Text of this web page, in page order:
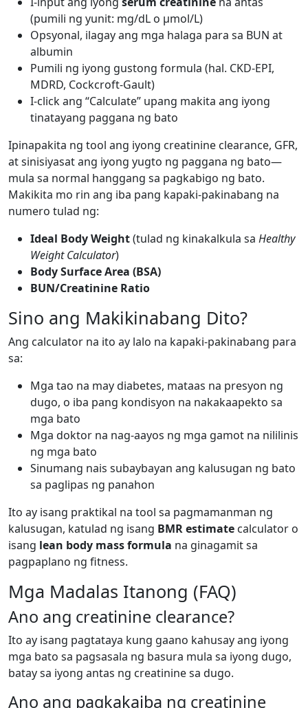
(pumili ng yunit: mg/dL o µmol/L)
Opsyonal, ilagay ang mga halaga para sa BUN at
albumin
Pumili ng iyong gustong formula (hal. CKD-EPI,
MDRD, Cockcroft-Gault)
I-click ang “Calculate” upang makita ang iyong
tinatayang paggana ng bato
Ipinapakita ng tool ang iyong creatinine clearance, GFR,
at sinisiyasat ang iyong yugto ng paggana ng bato—
mula sa normal hanggang sa pagkabigo ng bato.
Makikita mo rin ang iba pang kapaki-pakinabang na
numero tulad ng:
Ideal Body Weight(tulad ng kinakalkula sa Healthy
Weight Calculator)
Body Surface Area (BSA)
BUN/Creatinine Ratio
Sino ang Makikinabang Dito?
Ang calculator na ito ay lalo na kapaki-pakinabang para
sa:
Mga tao na may diabetes, mataas na presyon ng
dugo, o iba pang kondisyon na nakakaapekto sa
mga bato
Mga doktor na nag-aayos ng mga gamot na nililinis
ng mga bato
Sinumang nais subaybayan ang kalusugan ng bato
sa paglipas ng panahon
Ito ay isang praktikal na tool sa pagmamanman ng
kalusugan, katulad ng isang BMR estimate calculator o
isang lean body mass formula na ginagamit sa
pagpaplano ng fitness.
Mga Madalas Itanong (FAQ)
Ano ang creatinine clearance?
Ito ay isang pagtataya kung gaano kahusay ang iyong
mga bato sa pagsasala ng basura mula sa iyong dugo,
batay sa iyong antas ng creatinine sa dugo.
Ano ang pagkakaiba ng creatinine